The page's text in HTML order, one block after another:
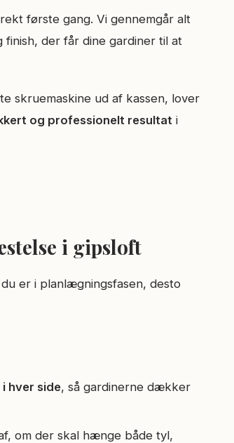
første gang. Vi gennemgår alt
der får dine gardiner til at
skruemaskine ud af kassen, lover
og professionelt resultat i
i gipsloft
er i planlægnings­fasen, desto
i hver side, så gardinerne dækker
om der skal hænge både tyl,